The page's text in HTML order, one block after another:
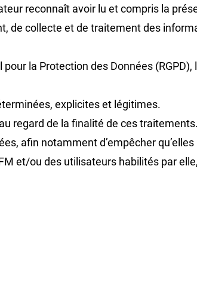
reconnaît avoir lu et compris la
de collecte et de traitement des
la Protection des Données (RGPD),
explicites et légitimes.
regard de la finalité de ces traitements.
afin notamment d’empêcher
et/ou des utilisateurs habilités par